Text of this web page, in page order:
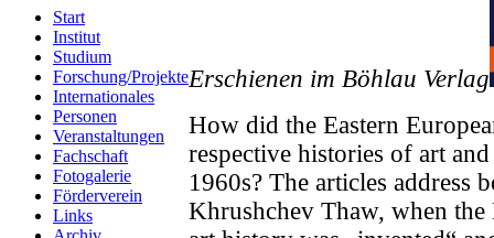
Start
Institut
Studium
Forschung/Projekte
Internationales
Personen
Veranstaltungen
Fachschaft
Fotogalerie
Förderverein
Links
Erschienen im Böhlau Verlag
How did the Eastern
respective histories of art
1960s? The articles address
Khrushchev Thaw, when